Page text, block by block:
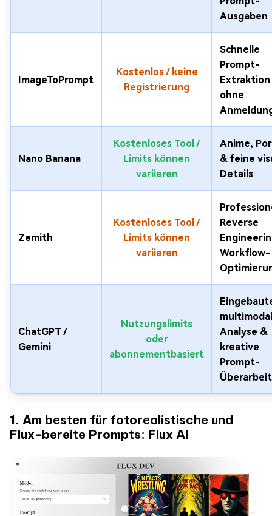
Ausgaben
ImageToPrompt
Kostenlos / keine
Registrierung
Schnelle
Prompt-
Extraktion
ohne
Nano Banana
Kostenloses Tool /
Limits können
variieren
Anime,
& feine
Details
Zemith
Kostenloses Tool /
Limits können
variieren
Reverse
Workflow-
ChatGPT /
Gemini
Nutzungslimits
oder
abonnementbasiert
Analyse &
kreative
Prompt-
1. Am besten für fotorealistische und
Flux-bereite Prompts: Flux AI